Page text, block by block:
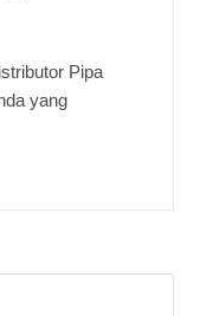
Pipa
yang